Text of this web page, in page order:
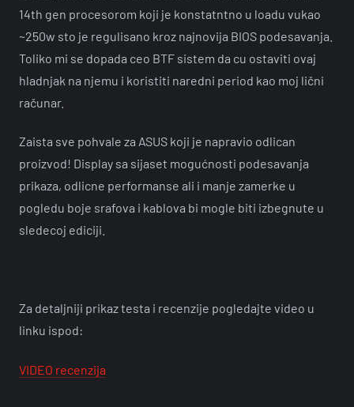
14th gen procesorom koji je konstatntno u loadu vukao
~250w sto je regulisano kroz najnovija BIOS podesavanja.
Toliko mi se dopada ceo BTF sistem da cu ostaviti ovaj
hladnjak na njemu i koristiti naredni period kao moj lični
računar.
Zaista sve pohvale za ASUS koji je napravio odlican
proizvod! Display sa sijaset mogućnosti podesavanja
prikaza, odlicne performanse ali i manje zamerke u
pogledu boje srafova i kablova bi mogle biti izbegnute u
sledecoj ediciji.
Za detaljniji prikaz testa i recenzije pogledajte video u
linku ispod:
VIDEO recenzija